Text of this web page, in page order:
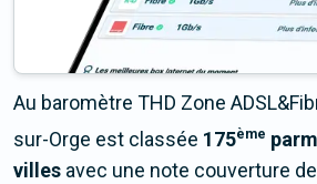
Au baromètre THD Zone
sur-Orge est classée 175ème
villes avec une note couverture de